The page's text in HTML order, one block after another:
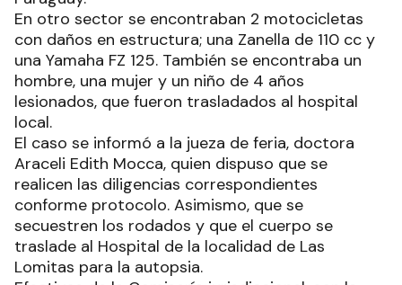
En otro sector se encontraban 2 motocicletas
con daños en estructura; una Zanella de 110 cc y
una Yamaha FZ 125. También se encontraba un
hombre, una mujer y un niño de 4 años
lesionados, que fueron trasladados al hospital
local.
El caso se informó a la jueza de feria, doctora
Araceli Edith Mocca, quien dispuso que se
realicen las diligencias correspondientes
conforme protocolo. Asimismo, que se
secuestren los rodados y que el cuerpo se
traslade al Hospital de la localidad de Las
Lomitas para la autopsia.